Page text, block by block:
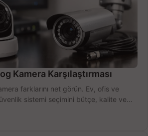
Kamera Karşılaştırması
farklarını net görün. Ev, ofis ve
sistemi seçimini bütçe, kalite ve